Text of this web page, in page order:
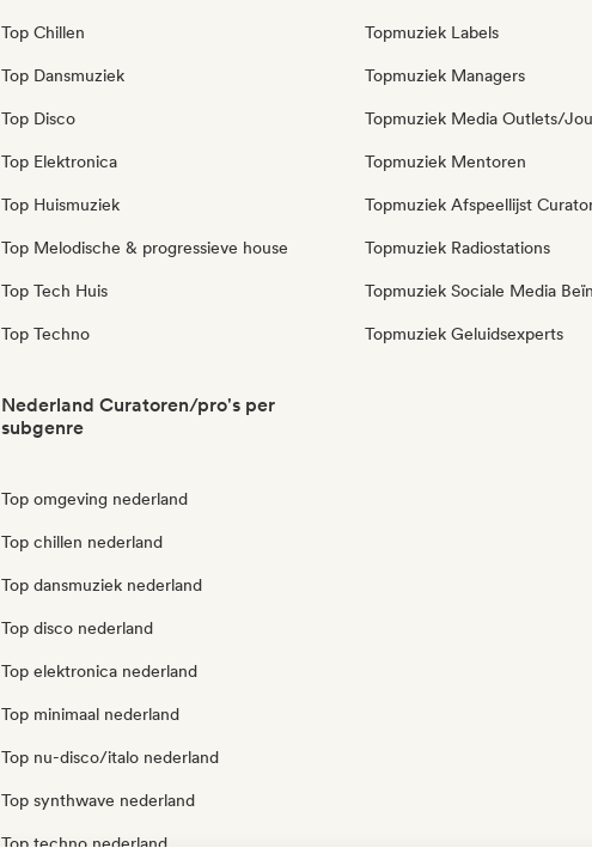
Top Chillen
Top Dansmuziek
Top Disco
Top Elektronica
Top Huismuziek
Top Melodische & progressieve house
Top Tech Huis
Top Techno
Topmuziek Labels
Topmuziek Managers
Topmuziek Media Outlets/
Topmuziek Mentoren
Topmuziek Afspeellijst
Topmuziek Radiostations
Topmuziek Sociale Media
Topmuziek Geluidsexperts
Nederland Curatoren/pro's per
subgenre
Top omgeving nederland
Top chillen nederland
Top dansmuziek nederland
Top disco nederland
Top elektronica nederland
Top minimaal nederland
Top nu-disco/italo nederland
Top synthwave nederland
Top techno nederland